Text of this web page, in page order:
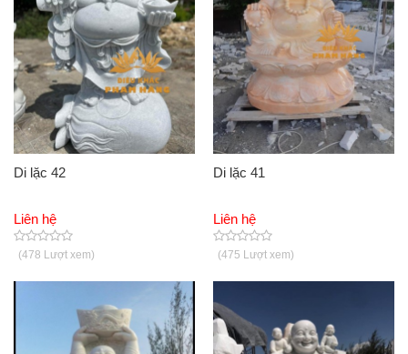
Di lặc 42
Liên hệ
(478 Lượt xem)
Di lặc 41
Liên hệ
(475 Lượt xem)